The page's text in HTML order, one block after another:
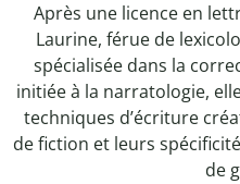
Après une licence en
Laurine, férue de
spécialisée dans la
initiée à la narratologie,
techniques d’écriture
de fiction et leurs
de